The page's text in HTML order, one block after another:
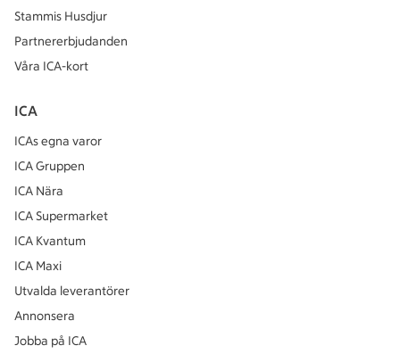
Stammis Husdjur
Partnererbjudanden
Våra ICA-kort
ICA
ICAs egna varor
ICA Gruppen
ICA Nära
ICA Supermarket
ICA Kvantum
ICA Maxi
Utvalda leverantörer
Annonsera
Jobba på ICA